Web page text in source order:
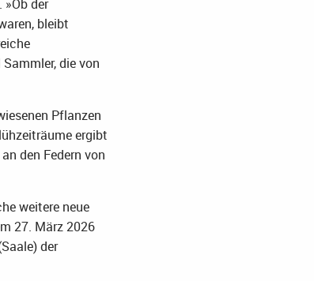
der
bleibt
die von
Pflanzen
ergibt
den Federn von
weitere neue
27. März 2026
der